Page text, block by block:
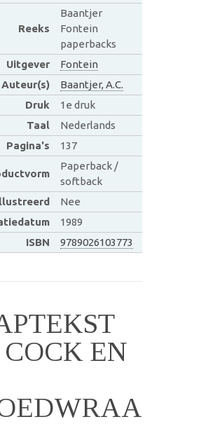
Reeks
Baantjer
Fontein
paperbacks
Uitgever
Fontein
Auteur(s)
Baantjer, A.C.
Druk
1e druk
Taal
Nederlands
Pagina's
137
Paperback /
softback
Nee
1989
ISBN
9789026103773
EN